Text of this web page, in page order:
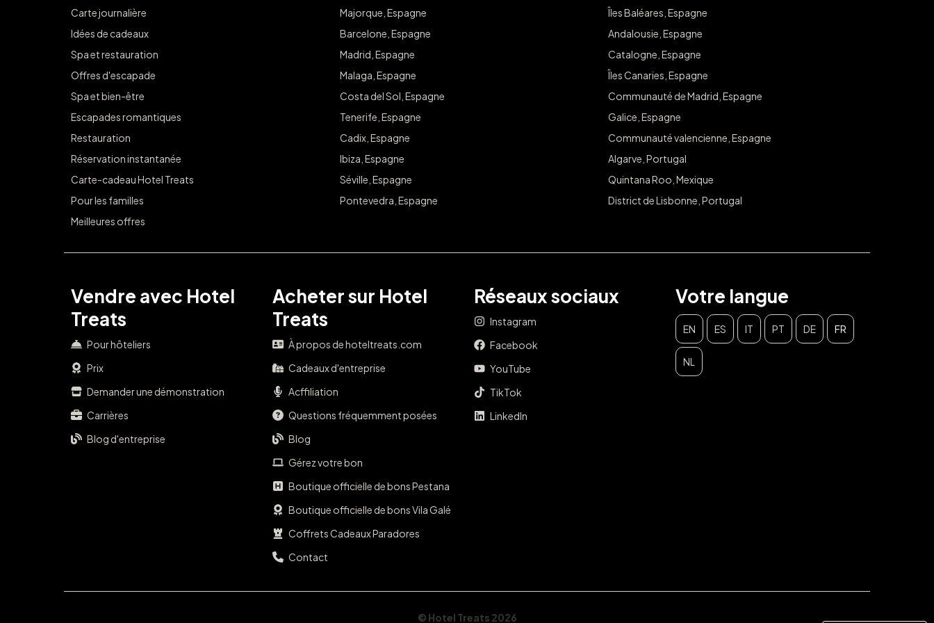
Carte journalière
Idées de cadeaux
Spa et restauration
Offres d'escapade
Spa et bien-être
Escapades romantiques
Restauration
Réservation instantanée
Carte-cadeau Hotel Treats
Pour les familles
Meilleures offres
Majorque, Espagne
Barcelone, Espagne
Madrid, Espagne
Malaga, Espagne
Costa del Sol, Espagne
Tenerife, Espagne
Cadix, Espagne
Ibiza, Espagne
Séville, Espagne
Pontevedra, Espagne
Îles Baléares, Espagne
Andalousie, Espagne
Catalogne, Espagne
Îles Canaries, Espagne
Communauté de Madrid, Espagne
Galice, Espagne
Communauté valencienne, Espagne
Algarve, Portugal
Quintana Roo, Mexique
District de Lisbonne, Portugal
Vendre avec Hotel
Treats
Pour hôteliers
Prix
Demander une démonstration
Carrières
Blog d'entreprise
Acheter sur Hotel
Treats
À propos de hoteltreats.com
Cadeaux d'entreprise
Acffiliation
Questions fréquemment posées
Blog
Gérez votre bon
Boutique officielle de bons Pestana
Boutique officielle de bons Vila Galé
Coffrets Cadeaux Paradores
Contact
Réseaux sociaux
Instagram
Facebook
YouTube
TikTok
LinkedIn
Votre langue
EN ES IT PT DE FR
NL
© Hotel Treats 2026
Inscrivez-vous pour obtenir un accès exclusif à des
Courriel :